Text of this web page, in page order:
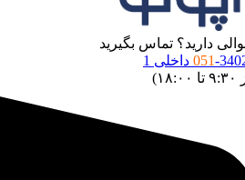
دارید؟ تماس بگیرید
051داخلی 1